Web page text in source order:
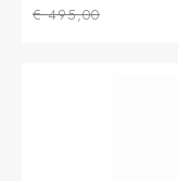
€ 495,00